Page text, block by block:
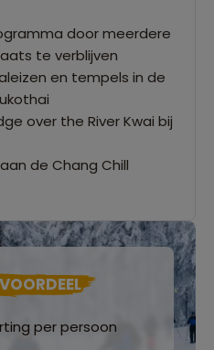
door meerdere
te verblijven
en tempels in de
over the River Kwai bij
de Chang Chill
per persoon